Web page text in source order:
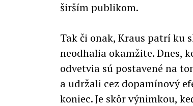
širším publikom.
Tak či onak, Kraus patrí ku
neodhalia okamžite. Dnes,
odvetvia sú postavené na
a udržali cez dopamínový
koniec. Je skôr výnimkou,